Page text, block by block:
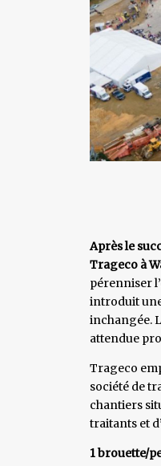
Après le
Trageco à
pérenniser
introduit
inchangée.
attendue
Trageco
société de
chantiers
traitants et
1 brouette/